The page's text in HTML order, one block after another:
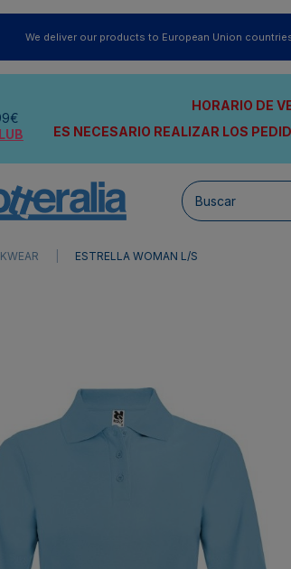
We deliver our products to European Union
HORARIO DE
ES NECESARIO REALIZAR LOS
ESTRELLA WOMAN L/S